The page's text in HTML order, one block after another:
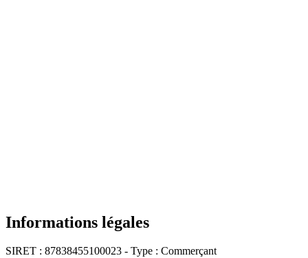
Informations légales
SIRET : 87838455100023 - Type : Commerçant